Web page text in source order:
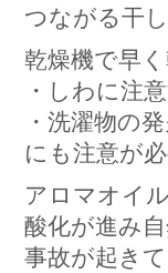
つながる干
乾燥機で早
・しわに注
・洗濯物の発
にも注意が必
アロマオイ
酸化が進み
事故が起き